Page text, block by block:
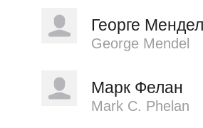
Георге Мендел
George Mendel
Марк Фелан
Mark C. Phelan